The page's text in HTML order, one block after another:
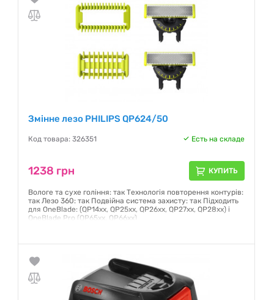
Змінне лезо PHILIPS QP624/50
Код товара: 326351 Есть на складе
1238 грн КУПИТЬ
Вологе та сухе гоління: так Технологія повторення контурів:
так Лезо 360: так Подвійна система захисту: так Підходить
для OneBlade: (QP14xx, QP25xx, QP26xx, QP27xx, QP28xx) і
OneBlade Pro (QP65xx, QP66xx)